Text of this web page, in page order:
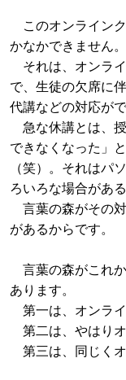
このオンライン
かなかできません。
それは、オンラ
で、生徒の欠席に
代講などの対応が
急な休講とは、
できなくなった」
（笑）。それはパ
ろいろな場合がある
言葉の森がその
があるからです。
言葉の森がこれ
あります。
第一は、オンラ
第二は、やはり
第三は、同じく